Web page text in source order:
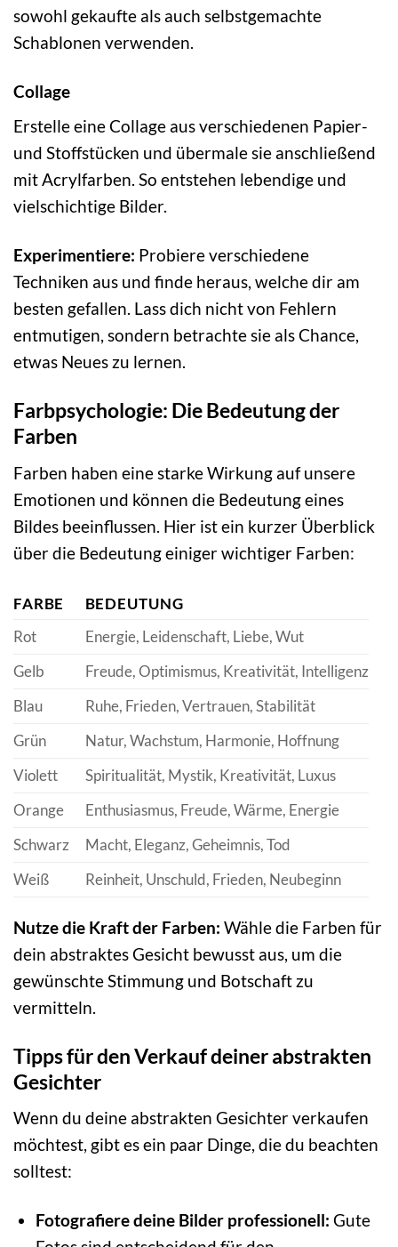
sowohl gekaufte als auch selbstgemachte
Schablonen verwenden.
Collage
Erstelle eine Collage aus verschiedenen Papier-
und Stoffstücken und übermale sie anschließend
mit Acrylfarben. So entstehen lebendige und
vielschichtige Bilder.
Experimentiere: Probiere verschiedene
Techniken aus und finde heraus, welche dir am
besten gefallen. Lass dich nicht von Fehlern
entmutigen, sondern betrachte sie als Chance,
etwas Neues zu lernen.
Farbpsychologie: Die Bedeutung der
Farben
Farben haben eine starke Wirkung auf unsere
Emotionen und können die Bedeutung eines
Bildes beeinflussen. Hier ist ein kurzer Überblick
über die Bedeutung einiger wichtiger Farben:
FARBE
BEDEUTUNG
Rot
Energie, Leidenschaft, Liebe, Wut
Gelb
Freude, Optimismus, Kreativität, Intelligenz
Blau
Ruhe, Frieden, Vertrauen, Stabilität
Grün
Natur, Wachstum, Harmonie, Hoffnung
Violett
Spiritualität, Mystik, Kreativität, Luxus
Orange
Enthusiasmus, Freude, Wärme, Energie
Schwarz
Macht, Eleganz, Geheimnis, Tod
Weiß
Reinheit, Unschuld, Frieden, Neubeginn
Nutze die Kraft der Farben: Wähle die Farben für
dein abstraktes Gesicht bewusst aus, um die
gewünschte Stimmung und Botschaft zu
vermitteln.
Tipps für den Verkauf deiner abstrakten
Gesichter
Wenn du deine abstrakten Gesichter verkaufen
möchtest, gibt es ein paar Dinge, die du beachten
solltest:
Fotografiere deine Bilder professionell: Gute